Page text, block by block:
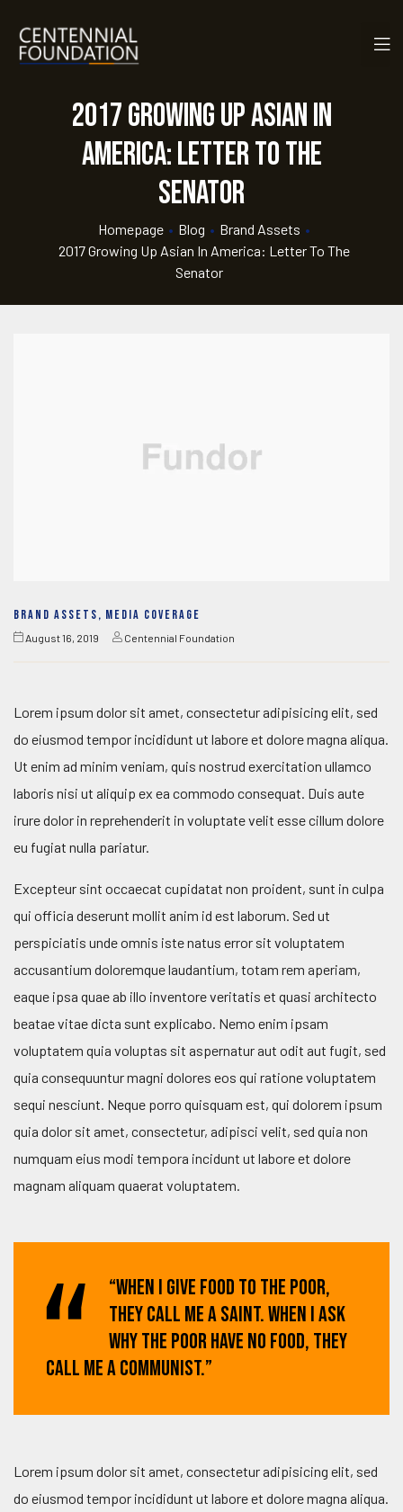
2017 Growing Up Asian in
America: Letter to the
Senator
Homepage • Blog • Brand Assets •
2017 Growing Up Asian In America: Letter To The
Senator
BRAND ASSETS, MEDIA COVERAGE
August 16, 2019 Centennial Foundation
Lorem ipsum dolor sit amet, consectetur adipisicing elit, sed
do eiusmod tempor incididunt ut labore et dolore magna aliqua.
Ut enim ad minim veniam, quis nostrud exercitation ullamco
laboris nisi ut aliquip ex ea commodo consequat. Duis aute
irure dolor in reprehenderit in voluptate velit esse cillum dolore
eu fugiat nulla pariatur.
Excepteur sint occaecat cupidatat non proident, sunt in culpa
qui officia deserunt mollit anim id est laborum. Sed ut
perspiciatis unde omnis iste natus error sit voluptatem
accusantium doloremque laudantium, totam rem aperiam,
eaque ipsa quae ab illo inventore veritatis et quasi architecto
beatae vitae dicta sunt explicabo. Nemo enim ipsam
voluptatem quia voluptas sit aspernatur aut odit aut fugit, sed
quia consequuntur magni dolores eos qui ratione voluptatem
sequi nesciunt. Neque porro quisquam est, qui dolorem ipsum
quia dolor sit amet, consectetur, adipisci velit, sed quia non
numquam eius modi tempora incidunt ut labore et dolore
magnam aliquam quaerat voluptatem.
“When I give food to the poor,
they call me a saint. When I ask
why the poor have no food, they
call me a communist.”
Lorem ipsum dolor sit amet, consectetur adipisicing elit, sed
do eiusmod tempor incididunt ut labore et dolore magna aliqua.